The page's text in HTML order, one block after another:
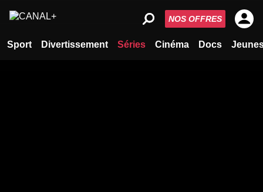
Sport Divertissement Séries Cinéma Docs
NOS OFFRES